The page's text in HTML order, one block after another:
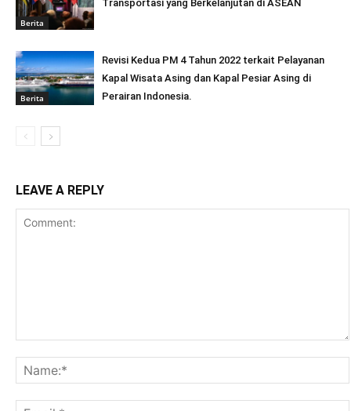
Berita
Transportasi yang Berkelanjutan di ASEAN
Berita
Revisi Kedua PM 4 Tahun 2022 terkait Pelayanan
Kapal Wisata Asing dan Kapal Pesiar Asing di
Perairan Indonesia.
LEAVE A REPLY